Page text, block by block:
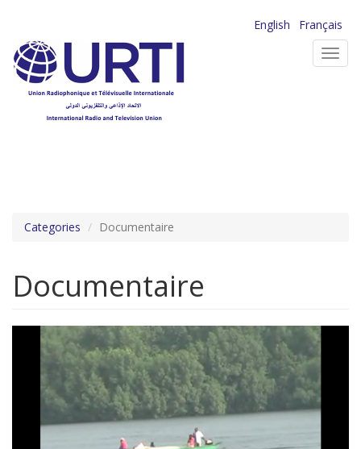
contenu
principal
English
Français
Categories Documentaire
Documentaire